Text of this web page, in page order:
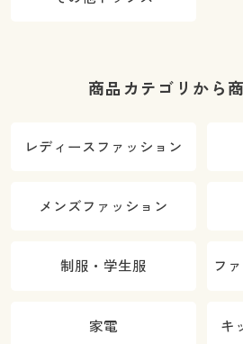
商品カテゴリから
レディースファッション
メンズファッション
制服・学生服 フ
家電 キ